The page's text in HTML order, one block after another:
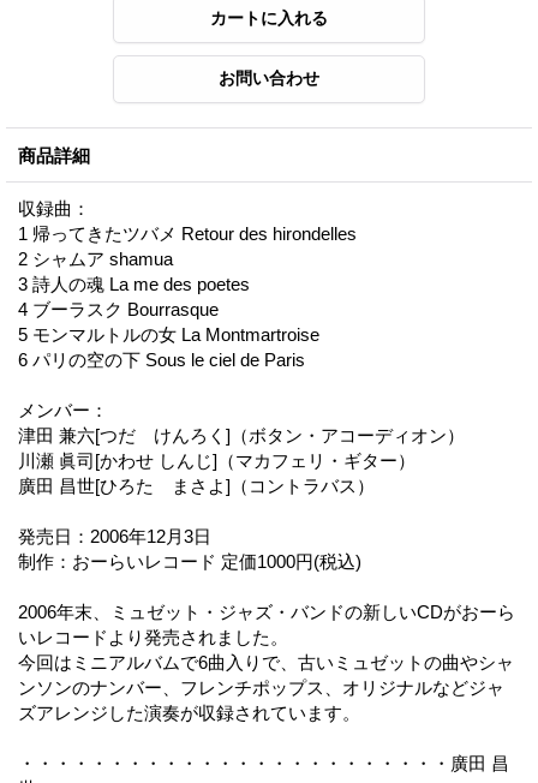
商品詳細
収録曲：
1 帰ってきたツバメ Retour des hirondelles
2 シャムア shamua
3 詩人の魂 La me des poetes
4 ブーラスク Bourrasque
5 モンマルトルの女 La Montmartroise
6 パリの空の下 Sous le ciel de Paris
メンバー：
津田 兼六[つだ けんろく]（ボタン・アコーディオン）
川瀬 眞司[かわせ しんじ]（マカフェリ・ギター）
廣田 昌世[ひろた まさよ]（コントラバス）
発売日：2006年12月3日
制作：おーらいレコード 定価1000円(税込)
2006年末、ミュゼット・ジャズ・バンドの新しいCDがおーら
いレコードより発売されました。
今回はミニアルバムで6曲入りで、古いミュゼットの曲やシャ
ンソンのナンバー、フレンチポップス、オリジナルなどジャ
ズアレンジした演奏が収録されています。
・・・・・・・・・・・・・・・・・・・・・・・・廣田 昌